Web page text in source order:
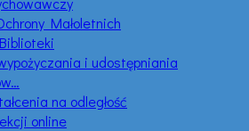
Małoletnich
i udostępniania
na odległość
online